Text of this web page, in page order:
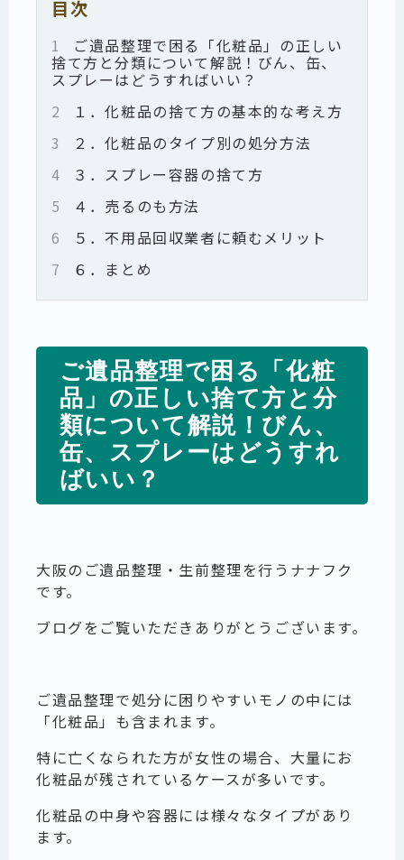
目次
1 ご遺品整理で困る「化粧品」の正しい
捨て方と分類について解説！びん、缶、
スプレーはどうすればいい？
2
１．化粧品の捨て方の基本的な考え方
3
２．化粧品のタイプ別の処分方法
4
３．スプレー容器の捨て方
5
４．売るのも方法
6
５．不用品回収業者に頼むメリット
7
６．まとめ
ご遺品整理で困る「化粧
品」の正しい捨て方と分
類について解説！びん、
缶、スプレーはどうすれ
ばいい？
大阪のご遺品整理・生前整理を行うナナフク
です。
ブログをご覧いただきありがとうございます。
ご遺品整理で処分に困りやすいモノの中には
「化粧品」も含まれます。
特に亡くなられた方が女性の場合、大量にお
化粧品が残されているケースが多いです。
化粧品の中身や容器には様々なタイプがあり
ます。